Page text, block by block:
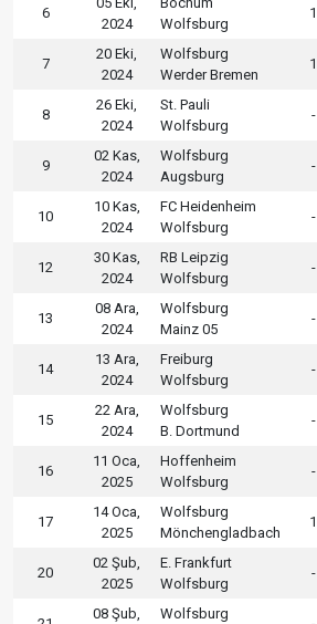
6
2024
Wolfsburg
1
7
20 Eki,
2024
Wolfsburg
Werder Bremen
1
8
26 Eki,
2024
St. Pauli
Wolfsburg
-
9
02 Kas,
2024
Wolfsburg
Augsburg
-
10
10 Kas,
2024
FC Heidenheim
Wolfsburg
-
12
30 Kas,
2024
RB Leipzig
Wolfsburg
-
13
08 Ara,
2024
Wolfsburg
Mainz 05
-
14
13 Ara,
2024
Freiburg
Wolfsburg
-
15
22 Ara,
2024
Wolfsburg
B. Dortmund
-
16
11 Oca,
2025
Hoffenheim
Wolfsburg
-
17
14 Oca,
2025
Wolfsburg
Mönchengladbach
1
20
02 Şub,
2025
E. Frankfurt
Wolfsburg
-
08 Şub,
Wolfsburg